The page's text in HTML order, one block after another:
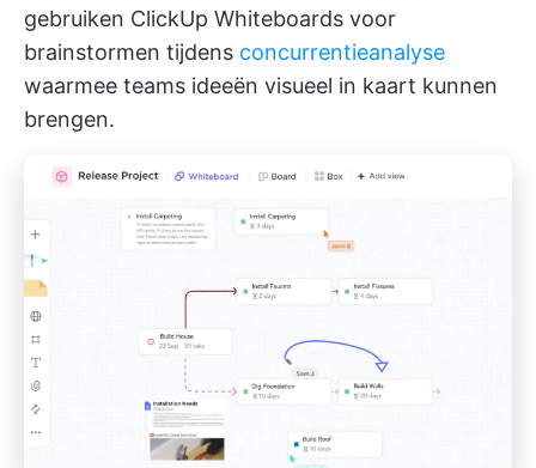
gebruiken ClickUp Whiteboards voor
brainstormen tijdens concurrentieanalyse
waarmee teams ideeën visueel in kaart kunnen
brengen.